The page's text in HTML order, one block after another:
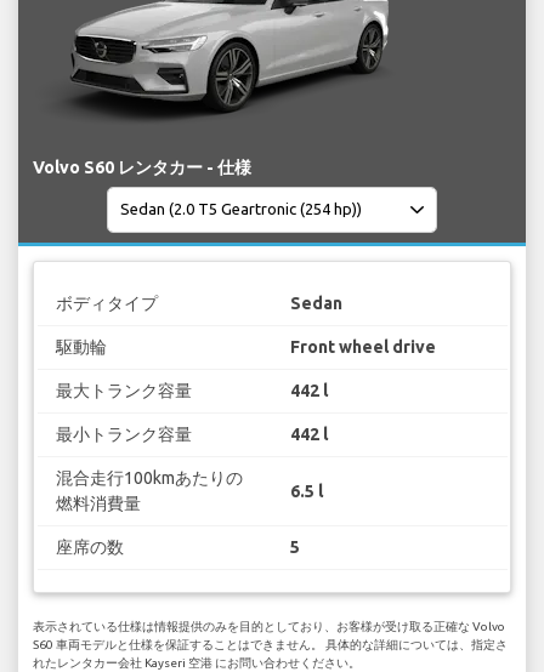
Volvo S60 レンタカー - 仕様
ボディタイプ Sedan
駆動輪 Front wheel drive
最大トランク容量 442 l
最小トランク容量 442 l
混合走行100kmあたりの
燃料消費量
6.5 l
座席の数 5
表示されている仕様は情報提供のみを目的としており、お客様が受け取る正確な Volvo
S60 車両モデルと仕様を保証することはできません。 具体的な詳細については、指定さ
れたレンタカー会社 Kayseri 空港 にお問い合わせください。